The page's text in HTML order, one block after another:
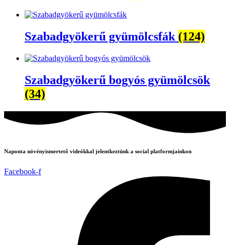
Szabadgyökerű gyümölcsfák (124)
Szabadgyökerű bogyós gyümölcsök
(34)
Naponta növényismertető videókkal jelentkeztünk a social platformjainkon
Facebook-f